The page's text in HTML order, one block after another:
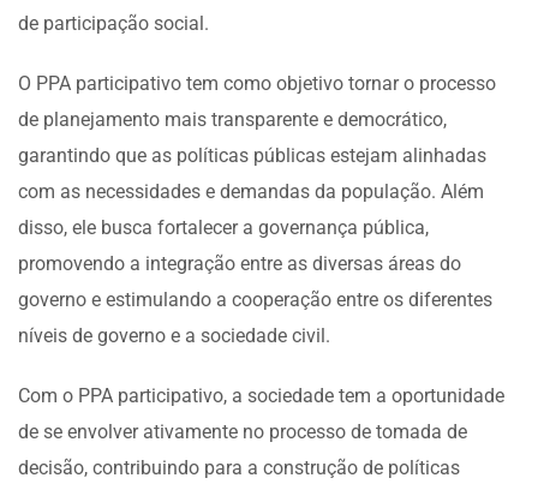
de participação social.
O PPA participativo tem como objetivo tornar o processo
de planejamento mais transparente e democrático,
garantindo que as políticas públicas estejam alinhadas
com as necessidades e demandas da população. Além
disso, ele busca fortalecer a governança pública,
promovendo a integração entre as diversas áreas do
governo e estimulando a cooperação entre os diferentes
níveis de governo e a sociedade civil.
Com o PPA participativo, a sociedade tem a oportunidade
de se envolver ativamente no processo de tomada de
decisão, contribuindo para a construção de políticas